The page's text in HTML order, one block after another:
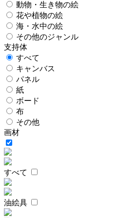
動物・生き物の絵
花や植物の絵
海・水中の絵
その他のジャンル
支持体
すべて
キャンバス
パネル
紙
ボード
布
その他
画材
すべて
油絵具